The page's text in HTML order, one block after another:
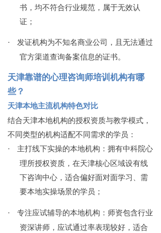
书，均不符合行业规范，属于无效认
证；
·
发证机构为不知名商业公司，且无法通过
官方渠道查询备案信息的证书。
天津靠谱的心理咨询师培训机构有哪
些？
天津本地主流机构特色对比
结合天津本地机构的授权资质与教学模式，
不同类型的机构适配不同需求的学员：
·
主打线下实操的本地机构：拥有中科院心
理所授权资质，在天津核心区域设有线
下咨询中心，适合偏好面对面学习、需
要本地实操场景的学员；
·
专注应试辅导的本地机构：师资包含行业
资深讲师，应试通过率表现较好，适合